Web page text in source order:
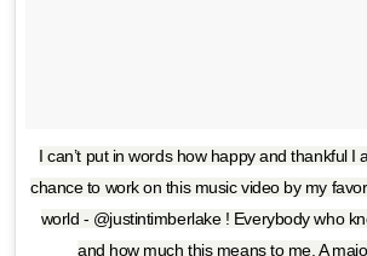
I can’t put in words how happy and thankful I
chance to work on this music video by my
world - @justintimberlake ! Everybody who
and how much this means to me. A